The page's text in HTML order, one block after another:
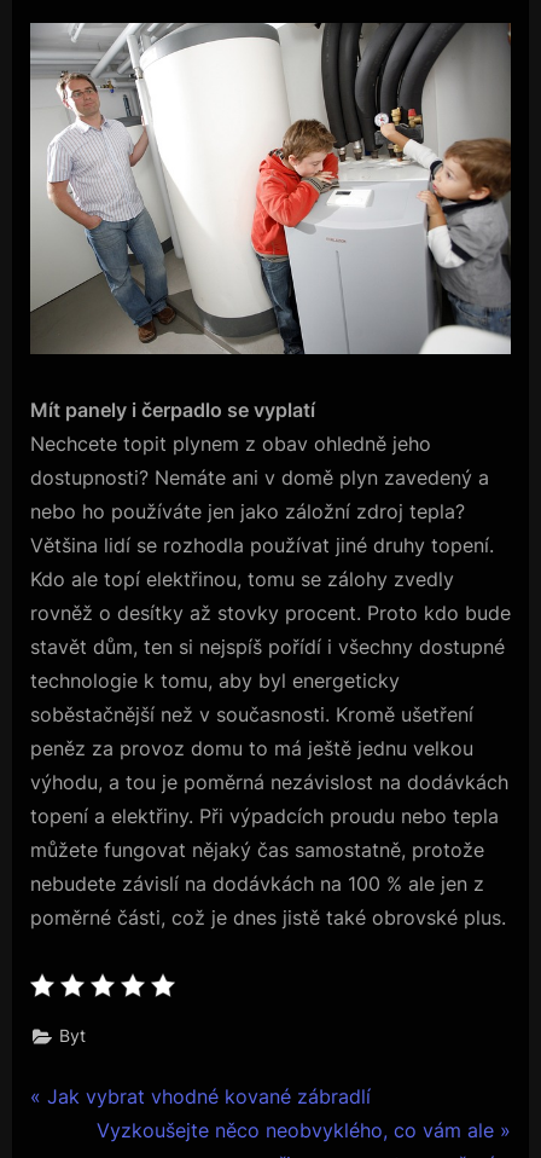
Mít panely i čerpadlo se vyplatí
Nechcete topit plynem z obav ohledně jeho
dostupnosti? Nemáte ani v domě plyn zavedený a
nebo ho používáte jen jako záložní zdroj tepla?
Většina lidí se rozhodla používat jiné druhy topení.
Kdo ale topí elektřinou, tomu se zálohy zvedly
rovněž o desítky až stovky procent. Proto kdo bude
stavět dům, ten si nejspíš pořídí i všechny dostupné
technologie k tomu, aby byl energeticky
soběstačnější než v současnosti. Kromě ušetření
peněz za provoz domu to má ještě jednu velkou
výhodu, a tou je poměrná nezávislost na dodávkách
topení a elektřiny. Při výpadcích proudu nebo tepla
můžete fungovat nějaký čas samostatně, protože
nebudete závislí na dodávkách na 100 % ale jen z
poměrné části, což je dnes jistě také obrovské plus.
Byt
Navigace
P
Jak vybrat vhodné kované zábradlí
N
Vyzkoušejte něco neobvyklého, co vám ale